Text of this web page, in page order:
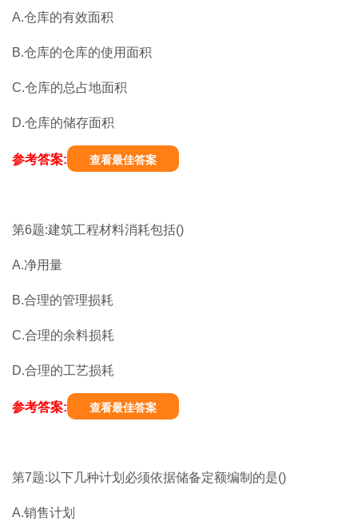
A.仓库的有效面积
B.仓库的仓库的使用面积
C.仓库的总占地面积
D.仓库的储存面积
参考答案: 查看最佳答案
第6题:建筑工程材料消耗包括()
A.净用量
B.合理的管理损耗
C.合理的余料损耗
D.合理的工艺损耗
参考答案: 查看最佳答案
第7题:以下几种计划必须依据储备定额编制的是()
A.销售计划